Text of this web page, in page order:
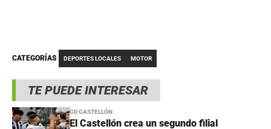
TE PUEDE INTERESAR
CD CASTELLÓN
El Castellón crea un segundo filial
CATEGORÍAS DEPORTES LOCALES MOTOR